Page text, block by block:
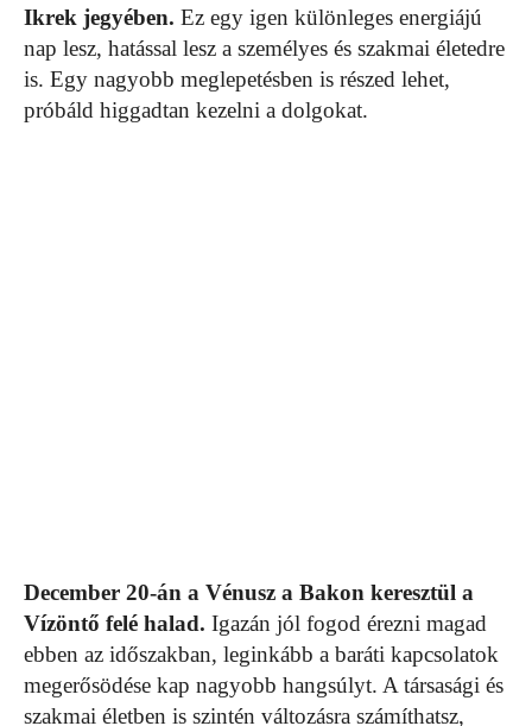
Ikrek jegyében. Ez egy igen különleges energiájú
nap lesz, hatással lesz a személyes és szakmai életedre
is. Egy nagyobb meglepetésben is részed lehet,
próbáld higgadtan kezelni a dolgokat.
December 20-án a Vénusz a Bakon keresztül a
Vízöntő felé halad. Igazán jól fogod érezni magad
ebben az időszakban, leginkább a baráti kapcsolatok
megerősödése kap nagyobb hangsúlyt. A társasági és
szakmai életben is szintén változásra számíthatsz,